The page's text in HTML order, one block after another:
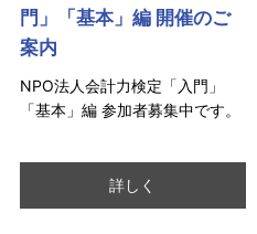
門」「基本」編 開催のご
案内
NPO法人会計力検定「入門」
「基本」編 参加者募集中です。
詳しく